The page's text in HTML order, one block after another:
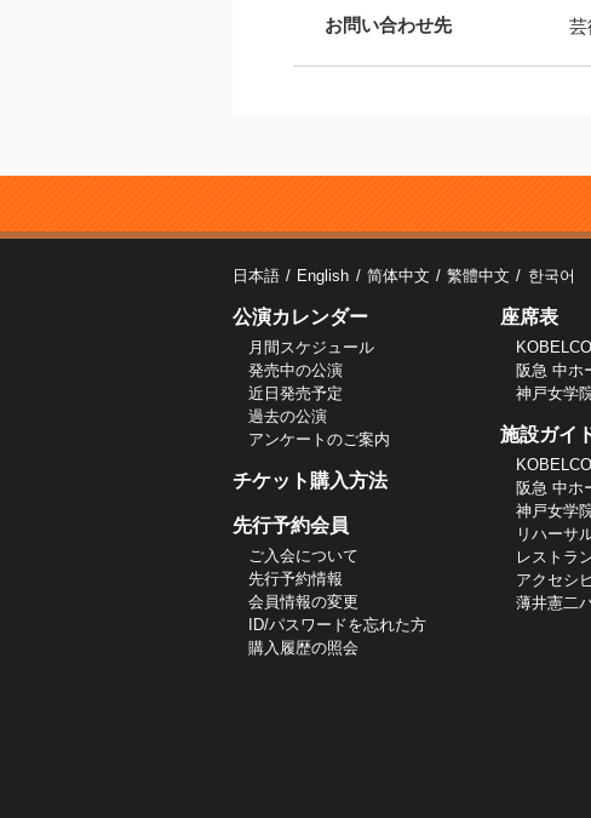
お問い合わせ先
日本語 English 简体中文 繁體中文 한국어
公演カレンダー
月間スケジュール
発売中の公演
近日発売予定
過去の公演
アンケートのご案内
チケット購入方法
先行予約会員
ご入会について
先行予約情報
会員情報の変更
ID/パスワードを忘れた方
購入履歴の照会
座席表
阪急 中ホ
神戸女学
施設ガイ
阪急 中ホ
神戸女学
リハーサ
レストラ
アクセシ
薄井憲二